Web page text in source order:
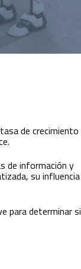
de crecimiento
de información y
su influencia
para determinar si